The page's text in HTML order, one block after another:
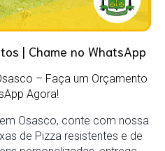
| Chame no WhatsApp
– Faça um Orçamento
Agora!
Osasco, conte com nossa
de Pizza resistentes e de